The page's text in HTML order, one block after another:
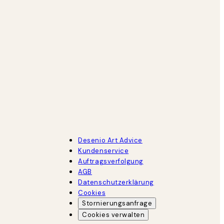
Desenio Art Advice
Kundenservice
Auftragsverfolgung
AGB
Datenschutzerklärung
Cookies
Stornierungsanfrage
Cookies verwalten